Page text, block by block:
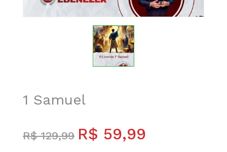
1 Samuel
R$129,99 price
was:
R$ 59,99